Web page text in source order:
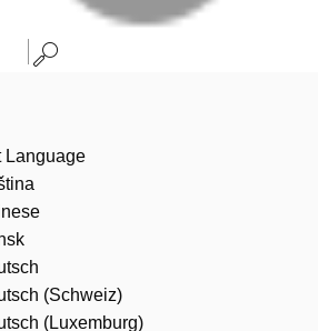
Language
(Schweiz)
(Luxemburg)